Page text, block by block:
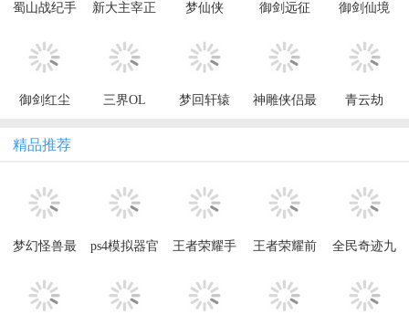
蜀山战纪手
新大主宰正
梦仙侠 御剑远征 御剑仙境
御剑红尘 三界OL 梦回轩辕
神雕侠侣最
青云劫
精品推荐
梦幻怪兽最
ps4模拟器官
王者荣耀手
王者荣耀前
全民奇迹九